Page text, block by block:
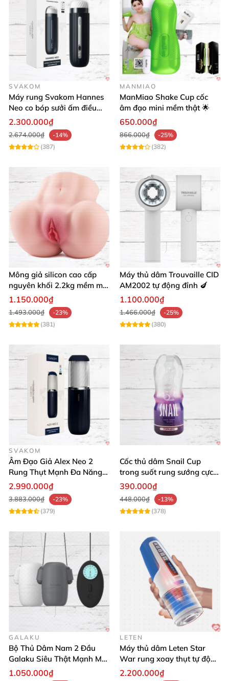
SVAKOM
Máy rung Svakom Hannes
Neo co bóp sưởi ấm điều
khiển app
2.300.000₫
2.674.000₫
-14%
(387)
MANMIAO
ManMiao Shake Cup cốc
âm đạo mini mềm thật 🌟
650.000₫
866.000₫
-25%
(382)
Mông giả silicon cao cấp
nguyên khối 2.2kg mềm mại
khít bóp cực thật
1.150.000₫
1.493.000₫
-23%
(381)
Máy thủ dâm Trouvaille CID
AM2002 tự động đỉnh 🍆
1.100.000₫
1.466.000₫
-25%
(380)
SVAKOM
Âm Đạo Giả Alex Neo 2
Rung Thụt Mạnh Đa Năng
Svakom
2.990.000₫
3.883.000₫
-23%
(379)
Cốc thủ dâm Snail Cup
trong suốt rung sướng cực
đỉnh
390.000₫
448.000₫
-13%
(378)
GALAKU
Bộ Thủ Dâm Nam 2 Đầu
Galaku Siêu Thật Mạnh Mẽ
Đa Cảm Giác
1.050.000₫
LETEN
Máy thủ dâm Leten Star
War rung xoay thụt tự động
cao cấp trải nghiệm tuyệt
2.200.000₫